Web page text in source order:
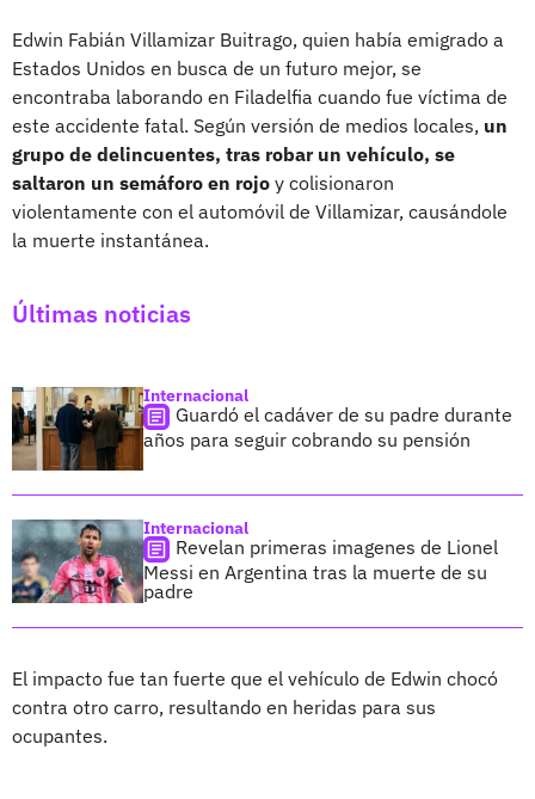
Edwin Fabián Villamizar Buitrago, quien había emigrado a
Estados Unidos en busca de un futuro mejor, se
encontraba laborando en Filadelfia cuando fue víctima de
este accidente fatal. Según versión de medios locales, un
grupo de delincuentes, tras robar un vehículo, se
saltaron un semáforo en rojo y colisionaron
violentamente con el automóvil de Villamizar, causándole
la muerte instantánea.
Últimas noticias
Internacional
Guardó el cadáver de su padre durante
años para seguir cobrando su pensión
Internacional
Revelan primeras imagenes de Lionel
Messi en Argentina tras la muerte de su
padre
El impacto fue tan fuerte que el vehículo de Edwin chocó
contra otro carro, resultando en heridas para sus
ocupantes.